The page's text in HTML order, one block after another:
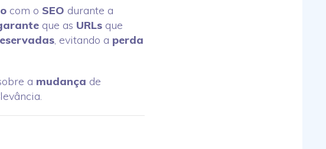
com o SEO durante a
que as URLs que
, evitando a perda
a mudança de